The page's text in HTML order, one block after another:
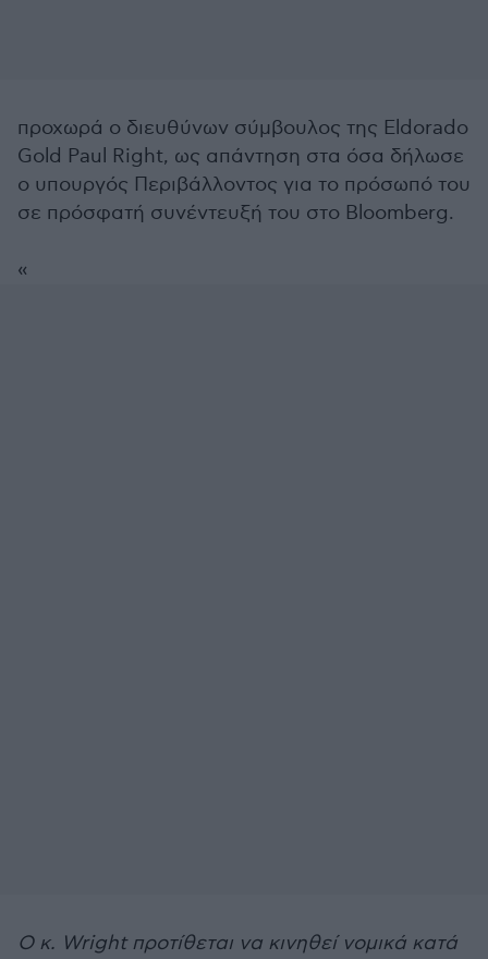
προχωρά ο διευθύνων σύμβουλος της Eldorado
Gold Paul Right, ως απάντηση στα όσα δήλωσε
ο υπουργός Περιβάλλοντος για το πρόσωπό του
σε πρόσφατή συνέντευξή του στο Bloomberg.
«
Ο κ. Wright προτίθεται να κινηθεί νομικά κατά